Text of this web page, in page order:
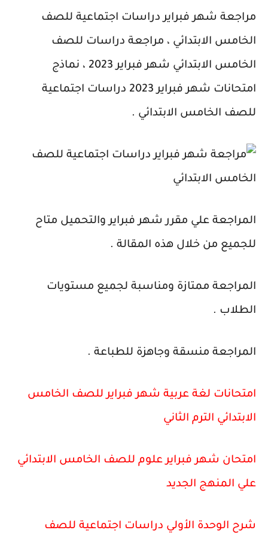
مراجعة شهر فبراير دراسات اجتماعية للصف
الخامس الابتدائي ، مراجعة دراسات للصف
الخامس الابتدائي شهر فبراير 2023 ، نماذج
امتحانات شهر فبراير 2023 دراسات اجتماعية
للصف الخامس الابتدائي .
المراجعة علي مقرر شهر فبراير والتحميل متاح
للجميع من خلال هذه المقالة .
المراجعة ممتازة ومناسبة لجميع مستويات
الطلاب .
المراجعة منسقة وجاهزة للطباعة .
امتحانات لغة عربية شهر فبراير للصف الخامس
الابتدائي الترم الثاني
امتحان شهر فبراير علوم للصف الخامس الابتدائي
علي المنهج الجديد
شرح الوحدة الأولي دراسات اجتماعية للصف